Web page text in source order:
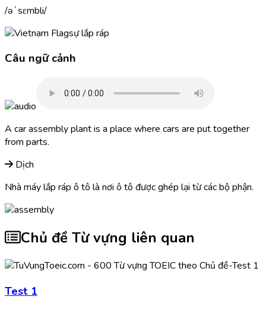
əˈsɛmbli
sự lắp ráp
Câu ngữ cảnh
A carassemblyplant is a place where cars are put together
from parts.
Dịch
Nhà máy lắp ráp ô tô là nơi ô tô được ghép lại từ các bộ phận.
Chủ đề Từ vựng liên quan
Test 1